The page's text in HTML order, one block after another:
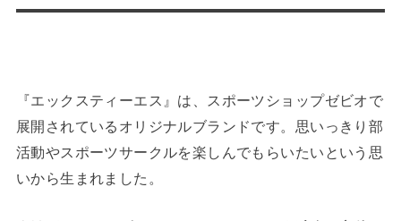
『エックスティーエス』は、スポーツショップゼビオで
展開されているオリジナルブランドです。思いっきり部
活動やスポーツサークルを楽しんでもらいたいという思
いから生まれました。